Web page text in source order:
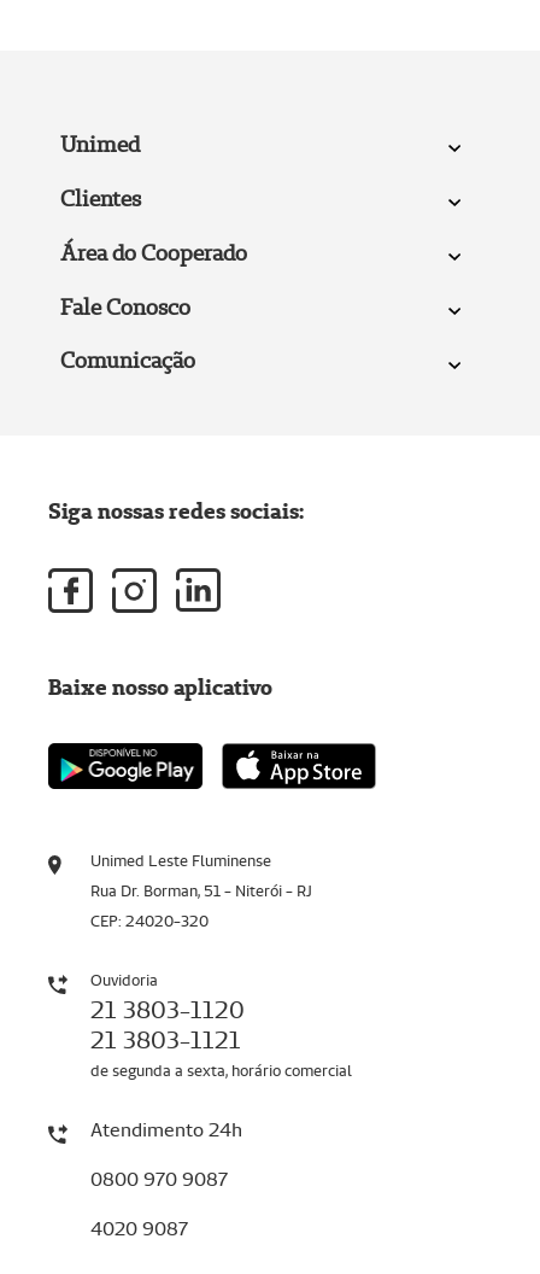
Unimed
Clientes
Área do Cooperado
Fale Conosco
Comunicação
Unimed Leste Fluminense
Rua Dr. Borman, 51 - Niterói - RJ
CEP: 24020-320
Ouvidoria
21 3803-1120
21 3803-1121
de segunda a sexta, horário comercial
Atendimento 24h
0800 970 9087
4020 9087
Siga nossas redes sociais:
Baixe nosso aplicativo